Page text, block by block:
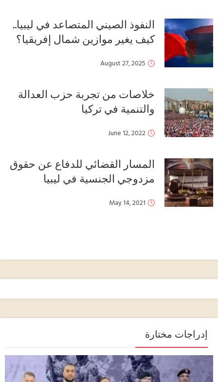
النفوذ الصيني المتصاعد في ليبيا..
كيف يغير موازين شمال إفريقيا؟
August 27, 2025
خلاصات من تجربة حزب العدالة
والتنمية في تركيا
June 12, 2022
المسار القضائي للدفاع عن حقوق
مزدوجي الجنسية في ليبيا
May 14, 2021
إدراجات مختارة